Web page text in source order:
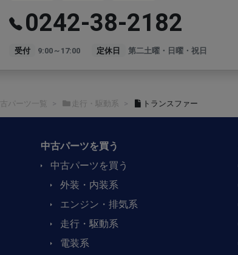
0242-38-2182
受付 9:00～17:00 定休日 第二土曜・日曜・祝日
パーツ一覧 走行・駆動系 トランスファー
中古パーツを買う
中古パーツを買う
外装・内装系
エンジン・排気系
走行・駆動系
電装系